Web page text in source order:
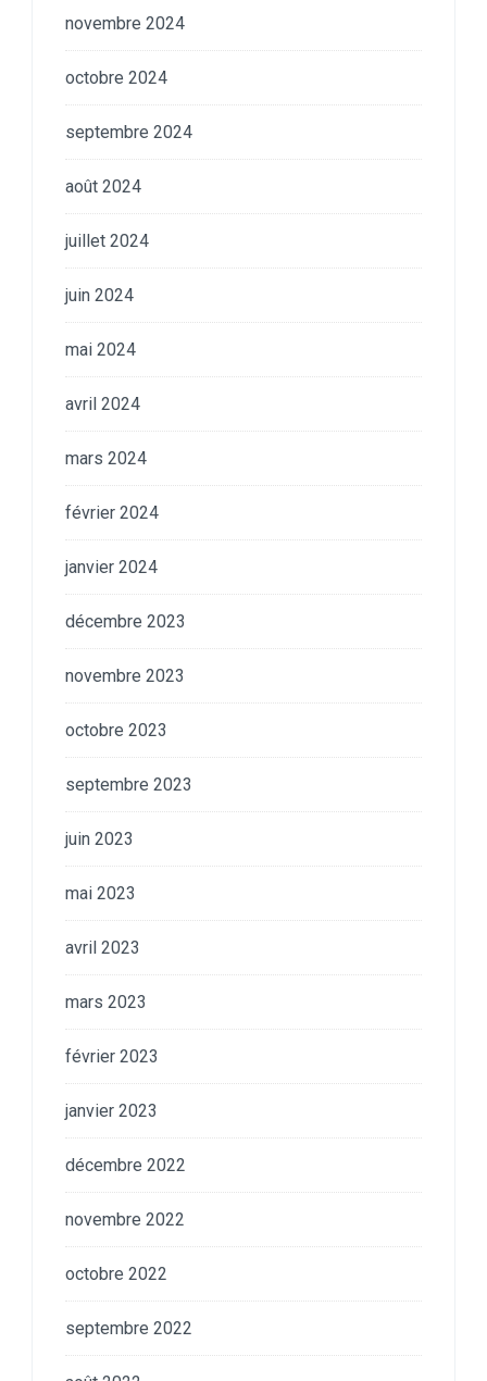
novembre 2024
octobre 2024
septembre 2024
août 2024
juillet 2024
juin 2024
mai 2024
avril 2024
mars 2024
février 2024
janvier 2024
décembre 2023
novembre 2023
octobre 2023
septembre 2023
juin 2023
mai 2023
avril 2023
mars 2023
février 2023
janvier 2023
décembre 2022
novembre 2022
octobre 2022
septembre 2022